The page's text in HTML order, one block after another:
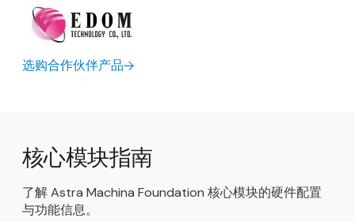
选购合作伙伴产品
核心模块指南
了解 Astra Machina Foundation 核心模块的硬件配置
与功能信息。